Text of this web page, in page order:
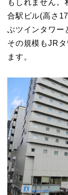
もしれません。
合駅ビル(高さ
ぶツインタワー
その規模もJR
ます。